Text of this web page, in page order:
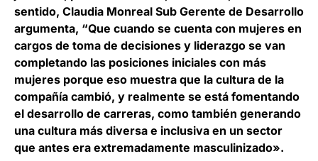
sentido, Claudia Monreal Sub Gerente de Desarrollo
argumenta, “Que cuando se cuenta con mujeres en
cargos de toma de decisiones y liderazgo se van
completando las posiciones iniciales con más
mujeres porque eso muestra que la cultura de la
compañía cambió, y realmente se está fomentando
el desarrollo de carreras, como también generando
una cultura más diversa e inclusiva en un sector
que antes era extremadamente masculinizado».